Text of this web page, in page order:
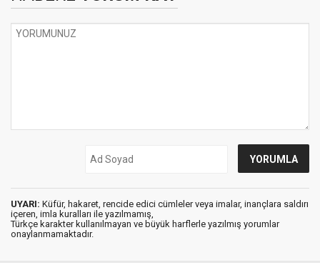
UYARI: Küfür, hakaret, rencide edici cümleler veya imalar, inançlara saldırı
içeren, imla kuralları ile yazılmamış,
Türkçe karakter kullanılmayan ve büyük harflerle yazılmış yorumlar
onaylanmamaktadır.